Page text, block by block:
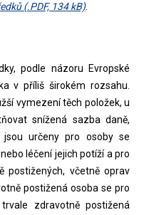
(.PDF, 134 kB).
podle názoru Evropské
v příliš širokém rozsahu.
vymezení těch položek, u
snížená sazba daně,
určeny pro osoby se
léčení jejich potíží a pro
postižených, včetně oprav
postižená osoba se pro
zdravotně postižená